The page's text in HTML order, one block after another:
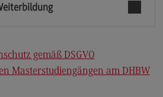
gemäß DSGVO
Masterstudiengängen am DHBW